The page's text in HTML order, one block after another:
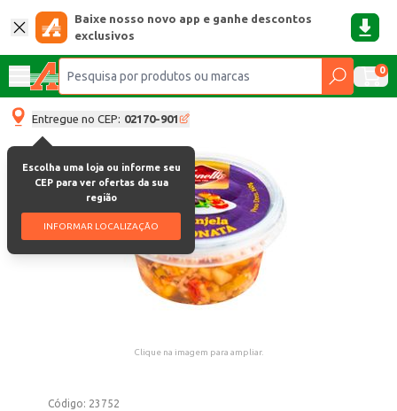
Baixe nosso novo app e ganhe descontos
exclusivos
0
Entregue no CEP: 02170-901
Escolha uma loja ou informe seu
CEP para ver ofertas da sua
região
INFORMAR LOCALIZAÇÃO
Clique na imagem para ampliar.
Código: 23752